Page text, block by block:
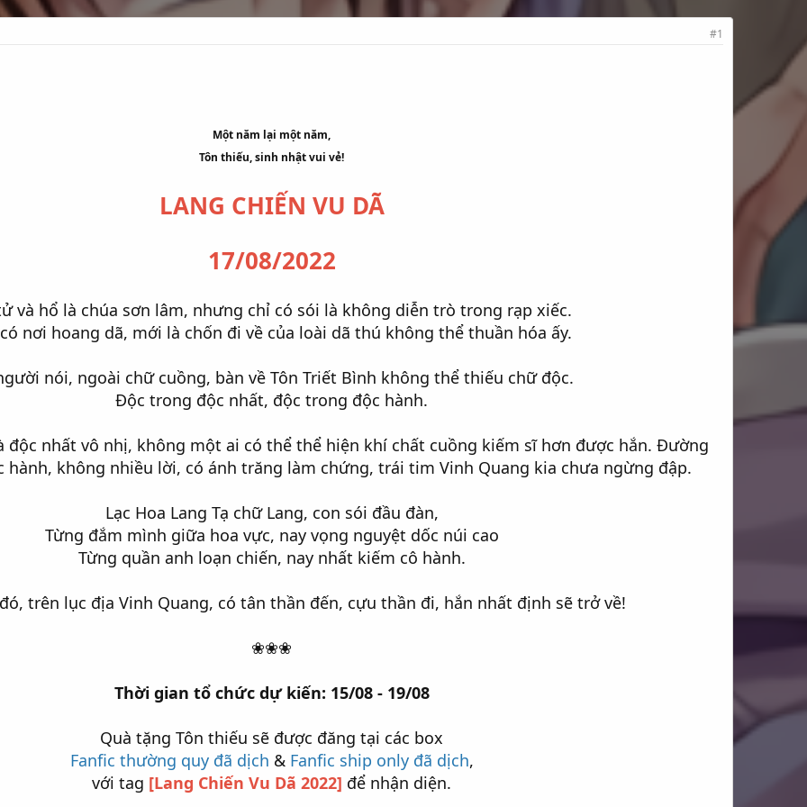
#1
Một năm lại một năm,
Tôn thiếu, sinh nhật vui vẻ!
LANG CHIẾN VU DÃ
17/08/2022
và hổ là chúa sơn lâm, nhưng chỉ có sói là không diễn trò trong rạp xiếc.
nơi hoang dã, mới là chốn đi về của loài dã thú không thể thuần hóa ấy.
nói, ngoài chữ cuồng, bàn về Tôn Triết Bình không thể thiếu chữ độc.
Độc trong độc nhất, độc trong độc hành.
độc nhất vô nhị, không một ai có thể thể hiện khí chất cuồng kiếm sĩ hơn được hắn. Đường
hành, không nhiều lời, có ánh trăng làm chứng, trái tim Vinh Quang kia chưa ngừng đập.
Lạc Hoa Lang Tạ chữ Lang, con sói đầu đàn,
Từng đắm mình giữa hoa vực, nay vọng nguyệt dốc núi cao
Từng quần anh loạn chiến, nay nhất kiếm cô hành.
trên lục địa Vinh Quang, có tân thần đến, cựu thần đi, hắn nhất định sẽ trở về!
❀❀❀
Thời gian tổ chức dự kiến: 15/08 - 19/08
Quà tặng Tôn thiếu sẽ được đăng tại các box
Fanfic thường quy đã dịch & Fanfic ship only đã dịch,
với tag [Lang Chiến Vu Dã 2022] để nhận diện.